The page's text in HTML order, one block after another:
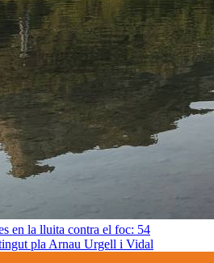
en la lluita contra el foc: 54
pla Arnau Urgell i Vidal